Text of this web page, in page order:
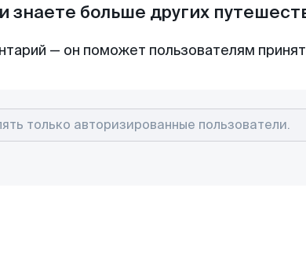
знаете больше других
— он поможет пользователям